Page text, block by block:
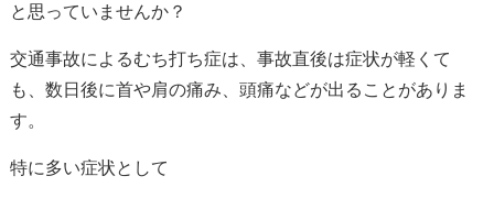
と思っていませんか？
交通事故によるむち打ち症は、事故直後は症状が軽くて
も、数日後に首や肩の痛み、頭痛などが出ることがありま
す。
特に多い症状として